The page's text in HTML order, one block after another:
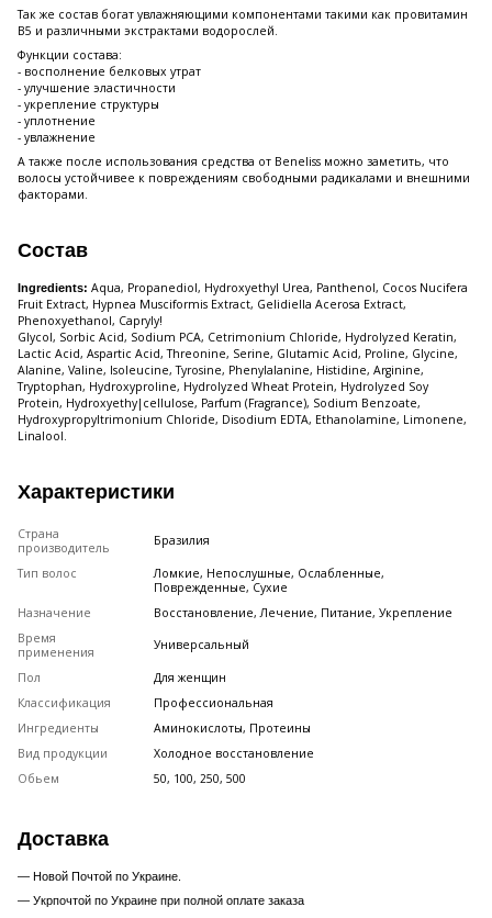
Так же состав богат увлажняющими компонентами такими как провитамин
B5 и различными экстрактами водорослей.
Функции состава:
- восполнение белковых утрат
- улучшение эластичности
- укрепление структуры
- уплотнение
- увлажнение
А также после использования средства от Beneliss можно заметить, что
волосы устойчивее к повреждениям свободными радикалами и внешними
факторами.
Состав
Ingredients: Aqua, Propanediol, Hydroxyethyl Urea, Panthenol, Cocos Nucifera
Fruit Extract, Hypnea Musciformis Extract, Gelidiella Acerosa Extract,
Phenoxyethanol, Capryly!
Glycol, Sorbic Acid, Sodium PCA, Cetrimonium Chloride, Hydrolyzed Keratin,
Lactic Acid, Aspartic Acid, Threonine, Serine, Glutamic Acid, Proline, Glycine,
Alanine, Valine, Isoleucine, Tyrosine, Phenylalanine, Histidine, Arginine,
Tryptophan, Hydroxyproline, Hydrolyzed Wheat Protein, Hydrolyzed Soy
Protein, Hydroxyethy|cellulose, Parfum (Fragrance), Sodium Benzoate,
Hydroxypropyltrimonium Chloride, Disodium EDTA, Ethanolamine, Limonene,
Linalool.
Характеристики
Страна
производитель
Бразилия
Тип волос
Ломкие, Непослушные, Ослабленные,
Поврежденные, Сухие
Назначение
Восстановление, Лечение, Питание, Укрепление
Время
применения
Универсальный
Пол
Для женщин
Классификация
Профессиональная
Ингредиенты
Аминокислоты, Протеины
Вид продукции
Холодное восстановление
Обьем
50, 100, 250, 500
Доставка
— Новой Почтой по Украине.
— Укрпочтой по Украине при полной оплате заказа